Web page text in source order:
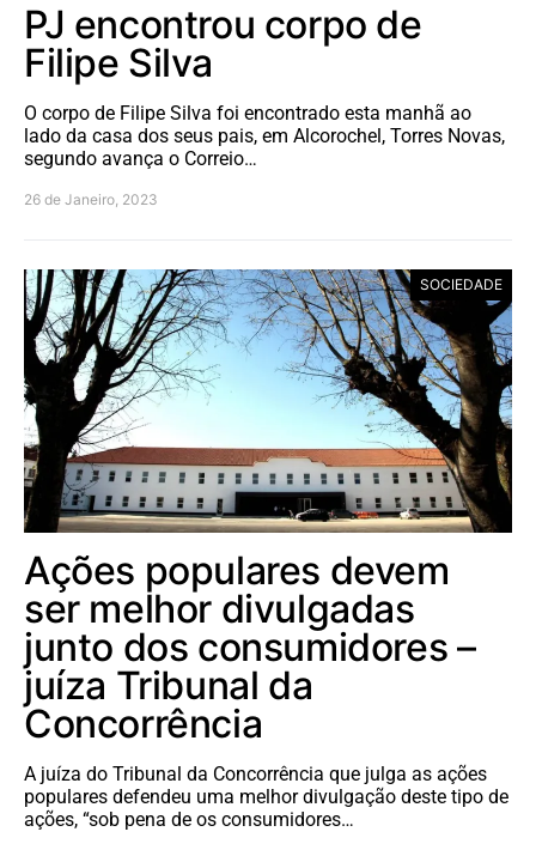
PJ encontrou corpo de
Filipe Silva
O corpo de Filipe Silva foi encontrado esta manhã ao
lado da casa dos seus pais, em Alcorochel, Torres Novas,
segundo avança o Correio…
26 de Janeiro, 2023
SOCIEDADE
Ações populares devem
ser melhor divulgadas
junto dos consumidores –
juíza Tribunal da
Concorrência
A juíza do Tribunal da Concorrência que julga as ações
populares defendeu uma melhor divulgação deste tipo de
ações, “sob pena de os consumidores…